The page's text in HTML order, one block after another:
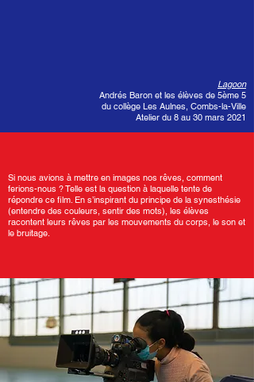
Lagoon
Andrés Baron et les élèves de 5ème 5
du collège Les Aulnes, Combs-la-Ville
Atelier du 8 au 30 mars 2021
Si nous avions à mettre en images nos rêves, comment
ferions-nous ? Telle est la question à laquelle tente de
répondre ce film. En s’inspirant du principe de la synesthésie
(entendre des couleurs, sentir des mots), les élèves
racontent leurs rêves par les mouvements du corps, le son et
le bruitage.